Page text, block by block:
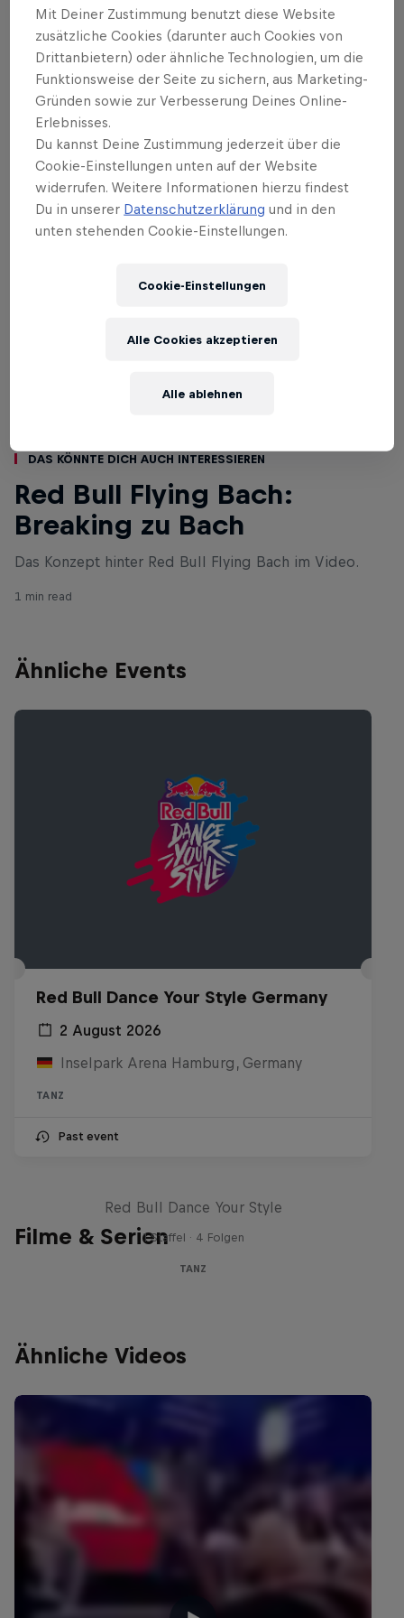
Headspins zu Tastenklängen vom Klavier
oder B-Boy Freezes nach dem Rhythmus
Bach'scher Fugen machen Red Bull Flying
Bach zu einem unvergesslichen Erlebnis
für jeden Zuschauer.
Das könnte dich auch interessieren
Red Bull Flying Bach:
Breaking zu Bach
Das Konzept hinter Red Bull Flying Bach im Video.
1 min read
Ähnliche Events
Red Bull Dance Your Style Germany
2 August 2026
Inselpark Arena Hamburg, Germany
TANZ
Past event
Filme & Serien
Red Bull Dance Your Style
1 Staffel · 4 Folgen
TANZ
Ähnliche Videos
Mit Deiner Zustimmung benutzt diese Website
zusätzliche Cookies (darunter auch Cookies von
Drittanbietern) oder ähnliche Technologien, um die
Funktionsweise der Seite zu sichern, aus Marketing-
Gründen sowie zur Verbesserung Deines Online-
Erlebnisses.
Du kannst Deine Zustimmung jederzeit über die
Cookie-Einstellungen unten auf der Website
widerrufen. Weitere Informationen hierzu findest
Du in unserer Datenschutzerklärung und in den
unten stehenden Cookie-Einstellungen.
Cookie-Einstellungen
Alle ablehnen
Alle Cookies akzeptieren